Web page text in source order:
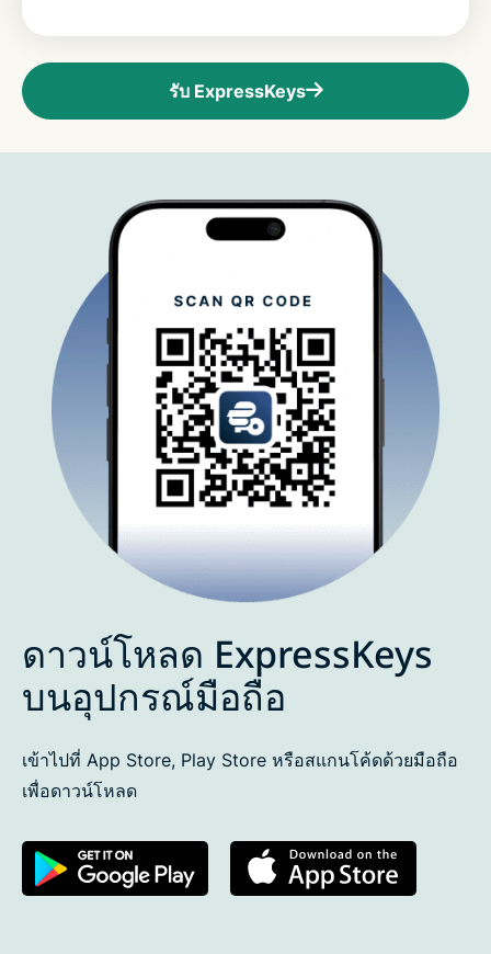
รับ ExpressKeys
ดาวน์โหลด ExpressKeys
บนอุปกรณ์มือถือ
เข้าไปที่ App Store, Play Store หรือสแกนโค้ดด้วยมือถือ
เพื่อดาวน์โหลด